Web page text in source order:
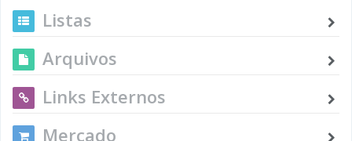
Listas
Arquivos
Links Externos
Mercado